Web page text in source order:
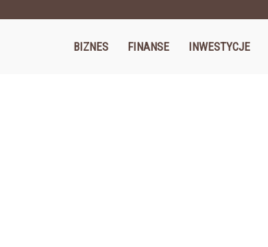
BIZNES FINANSE INWESTYCJE